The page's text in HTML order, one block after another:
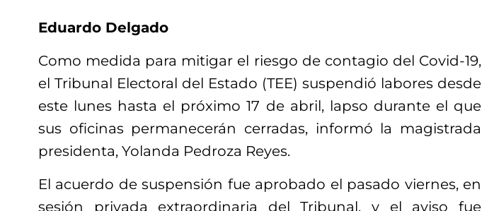
Eduardo Delgado
Como medida para mitigar el riesgo de contagio del Covid-19,
el Tribunal Electoral del Estado (TEE) suspendió labores desde
este lunes hasta el próximo 17 de abril, lapso durante el que
sus oficinas permanecerán cerradas, informó la magistrada
presidenta, Yolanda Pedroza Reyes.
El acuerdo de suspensión fue aprobado el pasado viernes, en
sesión privada extraordinaria del Tribunal, y el aviso fue